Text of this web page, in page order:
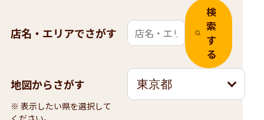
店名・エリアでさがす
検
索
す
る
地図からさがす 東京都
※ 表示したい県を選択して